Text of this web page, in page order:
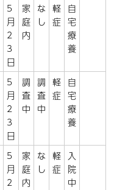
5
月
2
3
日
家
庭
内
な
し
軽
症
自
宅
療
養
5
月
2
3
日
調
査
中
調
査
中
軽
症
自
宅
療
養
5
月
2
家
庭
内
な
し
軽
症
入
院
中